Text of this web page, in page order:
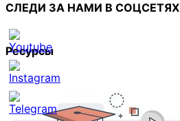
СЛЕДИ ЗА НАМИ В СОЦСЕТЯХ
Set
Youtube
Channel
Ресурсы